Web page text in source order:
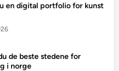
en digital portfolio for kunst
de beste stedene for
i norge